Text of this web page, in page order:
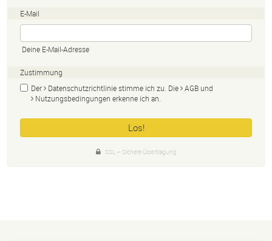
E-Mail
Deine E-Mail-Adresse
Zustimmung
Der
Datenschutzrichtliniestimme ich zu. Die AGB und
Nutzungsbedingungen erkenne ich an.
SSL – Sichere Übertragung